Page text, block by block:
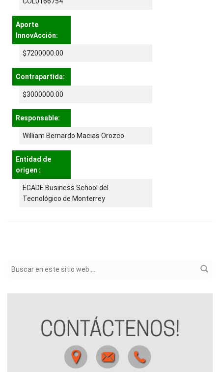
Aporte
InnovAcción:
$7200000.00
Contrapartida:
$3000000.00
Responsable:
William Bernardo Macias Orozco
Entidad de
origen :
EGADE Business School del
Tecnológico de Monterrey
Formulario de búsqueda